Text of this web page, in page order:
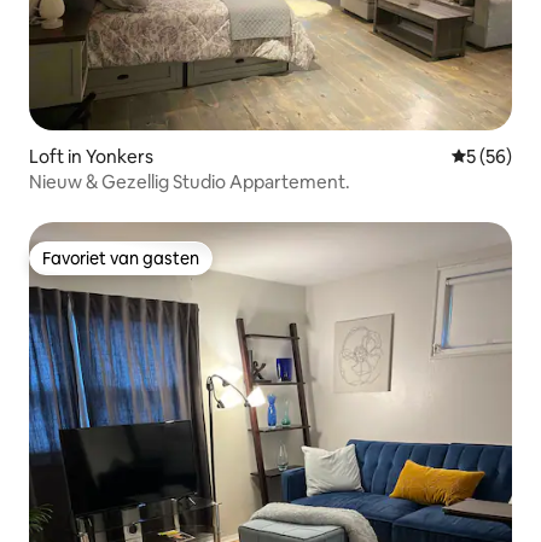
Loft in Yonkers
5 (56)
Nieuw & Gezellig Studio Appartement.
Favoriet van gasten
Favoriet van gasten